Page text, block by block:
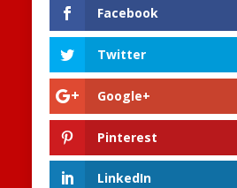
Formulario de contacto
Canal de denuncias
Facebook
Twitter
Google+
Pinterest
LinkedIn